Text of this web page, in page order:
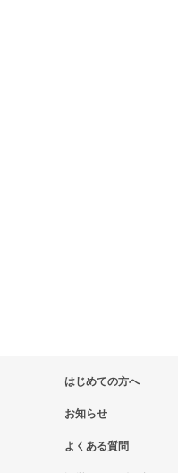
はじめての方へ
お知らせ
よくある質問